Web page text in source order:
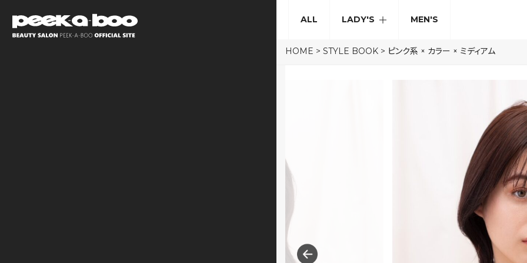
ALL LADY'S MEN'S
HOME >STYLE BOOK > ピンク系 × カラー × ミディアム